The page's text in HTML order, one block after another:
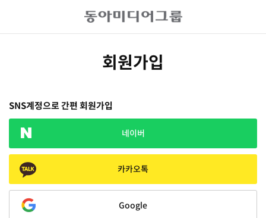
회원가입
SNS계정으로 간편 회원가입
네이버
카카오톡
Google